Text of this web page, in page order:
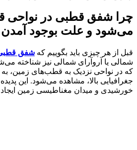
چرا شفق قطبی در نواحی
می‌شود و علت بوجود
قبل از هر چیزی باید بگوییم که شفق
شمالی یا آروآرای شمالی نیز شناخته
که در نواحی نزدیک به قطب‌های زمین،
جغرافیایی بالا، مشاهده می‌شود. این پدیده
خورشیدی و میدان مغناطیسی زمین